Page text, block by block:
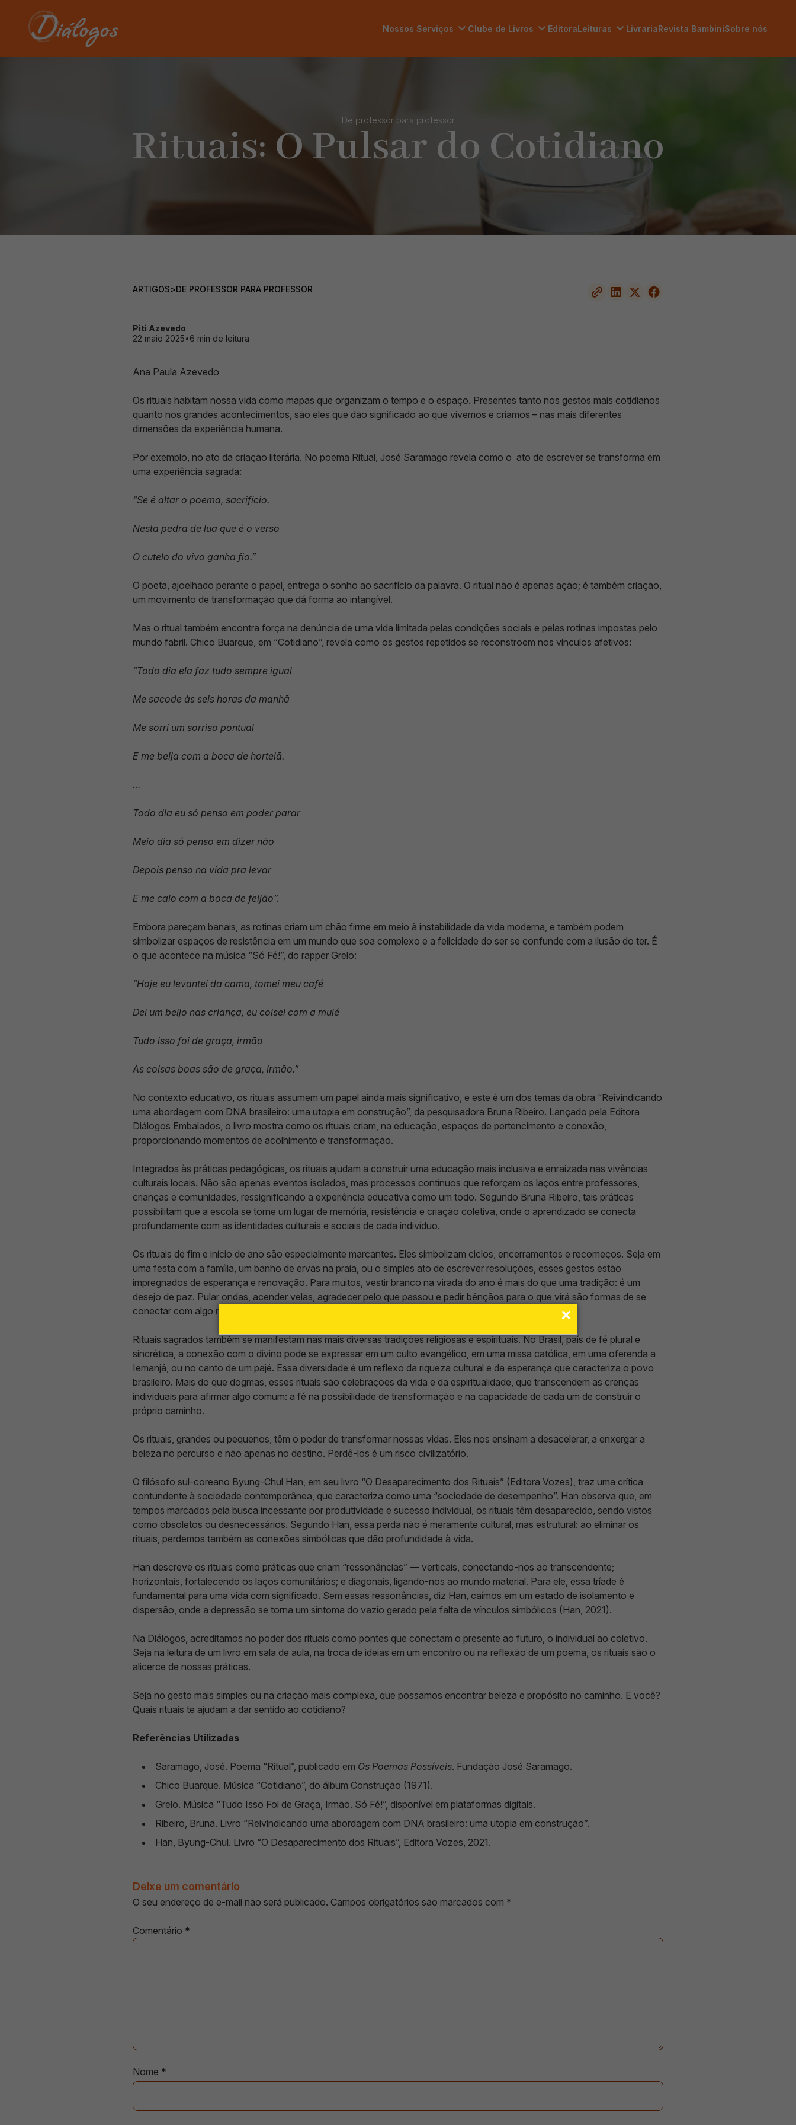
Nossos Serviços Clube de Livros EditoraLeituras LivrariaRevista BambiniSobre nós
De professor para professor
Rituais: O Pulsar do Cotidiano
ARTIGOS>DE PROFESSOR PARA PROFESSOR
Piti Azevedo
22 maio 2025•6 min de leitura
Ana Paula Azevedo
Os rituais habitam nossa vida como mapas que organizam o tempo e o espaço. Presentes tanto nos gestos mais cotidianos
quanto nos grandes acontecimentos, são eles que dão significado ao que vivemos e criamos – nas mais diferentes
dimensões da experiência humana.
Por exemplo, no ato da criação literária. No poema Ritual, José Saramago revela como o ato de escrever se transforma em
uma experiência sagrada:
“Se é altar o poema, sacrifício.
Nesta pedra de lua que é o verso
O cutelo do vivo ganha fio.”
O poeta, ajoelhado perante o papel, entrega o sonho ao sacrifício da palavra. O ritual não é apenas ação; é também criação,
um movimento de transformação que dá forma ao intangível.
Mas o ritual também encontra força na denúncia de uma vida limitada pelas condições sociais e pelas rotinas impostas pelo
mundo fabril. Chico Buarque, em “Cotidiano”, revela como os gestos repetidos se reconstroem nos vínculos afetivos:
“Todo dia ela faz tudo sempre igual
Me sacode às seis horas da manhã
Me sorri um sorriso pontual
E me beija com a boca de hortelã.
…
Todo dia eu só penso em poder parar
Meio dia só penso em dizer não
Depois penso na vida pra levar
E me calo com a boca de feijão”.
Embora pareçam banais, as rotinas criam um chão firme em meio à instabilidade da vida moderna, e também podem
simbolizar espaços de resistência em um mundo que soa complexo e a felicidade do ser se confunde com a ilusão do ter. É
o que acontece na música “Só Fé!”, do rapper Grelo:
“Hoje eu levantei da cama, tomei meu café
Dei um beijo nas criança, eu coisei com a muié
Tudo isso foi de graça, irmão
As coisas boas são de graça, irmão.”
No contexto educativo, os rituais assumem um papel ainda mais significativo, e este é um dos temas da obra “Reivindicando
uma abordagem com DNA brasileiro: uma utopia em construção”, da pesquisadora Bruna Ribeiro. Lançado pela Editora
Diálogos Embalados, o livro mostra como os rituais criam, na educação, espaços de pertencimento e conexão,
proporcionando momentos de acolhimento e transformação.
Integrados às práticas pedagógicas, os rituais ajudam a construir uma educação mais inclusiva e enraizada nas vivências
culturais locais. Não são apenas eventos isolados, mas processos contínuos que reforçam os laços entre professores,
crianças e comunidades, ressignificando a experiência educativa como um todo. Segundo Bruna Ribeiro, tais práticas
possibilitam que a escola se torne um lugar de memória, resistência e criação coletiva, onde o aprendizado se conecta
profundamente com as identidades culturais e sociais de cada indivíduo.
Os rituais de fim e início de ano são especialmente marcantes. Eles simbolizam ciclos, encerramentos e recomeços. Seja em
uma festa com a família, um banho de ervas na praia, ou o simples ato de escrever resoluções, esses gestos estão
impregnados de esperança e renovação. Para muitos, vestir branco na virada do ano é mais do que uma tradição: é um
desejo de paz. Pular ondas, acender velas, agradecer pelo que passou e pedir bênçãos para o que virá são formas de se
conectar com algo maior, com a força da vida que nos impulsiona.
Rituais sagrados também se manifestam nas mais diversas tradições religiosas e espirituais. No Brasil, país de fé plural e
sincrética, a conexão com o divino pode se expressar em um culto evangélico, em uma missa católica, em uma oferenda a
Iemanjá, ou no canto de um pajé. Essa diversidade é um reflexo da riqueza cultural e da esperança que caracteriza o povo
brasileiro. Mais do que dogmas, esses rituais são celebrações da vida e da espiritualidade, que transcendem as crenças
individuais para afirmar algo comum: a fé na possibilidade de transformação e na capacidade de cada um de construir o
próprio caminho.
Os rituais, grandes ou pequenos, têm o poder de transformar nossas vidas. Eles nos ensinam a desacelerar, a enxergar a
beleza no percurso e não apenas no destino. Perdê-los é um risco civilizatório.
O filósofo sul-coreano Byung-Chul Han, em seu livro “O Desaparecimento dos Rituais” (Editora Vozes), traz uma crítica
contundente à sociedade contemporânea, que caracteriza como uma “sociedade de desempenho”. Han observa que, em
tempos marcados pela busca incessante por produtividade e sucesso individual, os rituais têm desaparecido, sendo vistos
como obsoletos ou desnecessários. Segundo Han, essa perda não é meramente cultural, mas estrutural: ao eliminar os
rituais, perdemos também as conexões simbólicas que dão profundidade à vida.
Han descreve os rituais como práticas que criam “ressonâncias” — verticais, conectando-nos ao transcendente;
horizontais, fortalecendo os laços comunitários; e diagonais, ligando-nos ao mundo material. Para ele, essa tríade é
fundamental para uma vida com significado. Sem essas ressonâncias, diz Han, caímos em um estado de isolamento e
dispersão, onde a depressão se torna um sintoma do vazio gerado pela falta de vínculos simbólicos (Han, 2021).
Na Diálogos, acreditamos no poder dos rituais como pontes que conectam o presente ao futuro, o individual ao coletivo.
Seja na leitura de um livro em sala de aula, na troca de ideias em um encontro ou na reflexão de um poema, os rituais são o
alicerce de nossas práticas.
Seja no gesto mais simples ou na criação mais complexa, que possamos encontrar beleza e propósito no caminho. E você?
Quais rituais te ajudam a dar sentido ao cotidiano?
Referências Utilizadas
Saramago, José. Poema “Ritual”, publicado em Os Poemas Possíveis. Fundação José Saramago.
Chico Buarque. Música “Cotidiano”, do álbum Construção (1971).
Grelo. Música “Tudo Isso Foi de Graça, Irmão. Só Fé!”, disponível em plataformas digitais.
Ribeiro, Bruna. Livro “Reivindicando uma abordagem com DNA brasileiro: uma utopia em construção”.
Han, Byung-Chul. Livro “O Desaparecimento dos Rituais”, Editora Vozes, 2021.
Deixe um comentário
O seu endereço de e-mail não será publicado. Campos obrigatórios são marcados com *
Comentário *
Nome *